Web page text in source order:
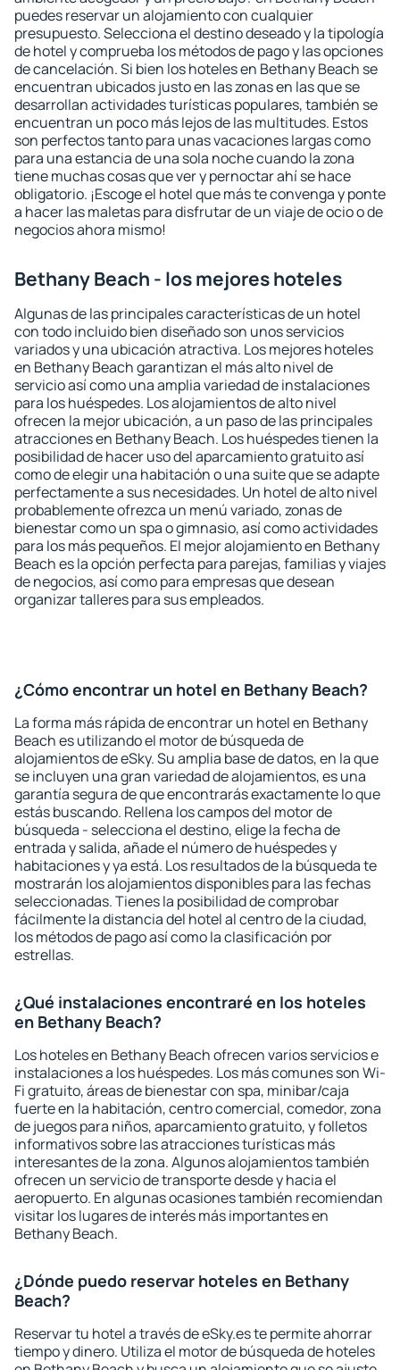
puedes reservar un alojamiento con cualquier
presupuesto. Selecciona el destino deseado y la tipología
de hotel y comprueba los métodos de pago y las opciones
de cancelación. Si bien los hoteles en Bethany Beach se
encuentran ubicados justo en las zonas en las que se
desarrollan actividades turísticas populares, también se
encuentran un poco más lejos de las multitudes. Estos
son perfectos tanto para unas vacaciones largas como
para una estancia de una sola noche cuando la zona
tiene muchas cosas que ver y pernoctar ahí se hace
obligatorio. ¡Escoge el hotel que más te convenga y ponte
a hacer las maletas para disfrutar de un viaje de ocio o de
negocios ahora mismo!
Bethany Beach - los mejores hoteles
Algunas de las principales características de un hotel
con todo incluido bien diseñado son unos servicios
variados y una ubicación atractiva. Los mejores hoteles
en Bethany Beach garantizan el más alto nivel de
servicio así como una amplia variedad de instalaciones
para los huéspedes. Los alojamientos de alto nivel
ofrecen la mejor ubicación, a un paso de las principales
atracciones en Bethany Beach. Los huéspedes tienen la
posibilidad de hacer uso del aparcamiento gratuito así
como de elegir una habitación o una suite que se adapte
perfectamente a sus necesidades. Un hotel de alto nivel
probablemente ofrezca un menú variado, zonas de
bienestar como un spa o gimnasio, así como actividades
para los más pequeños. El mejor alojamiento en Bethany
Beach es la opción perfecta para parejas, familias y viajes
de negocios, así como para empresas que desean
organizar talleres para sus empleados.
¿Cómo encontrar un hotel en Bethany Beach?
La forma más rápida de encontrar un hotel en Bethany
Beach es utilizando el motor de búsqueda de
alojamientos de eSky. Su amplia base de datos, en la que
se incluyen una gran variedad de alojamientos, es una
garantía segura de que encontrarás exactamente lo que
estás buscando. Rellena los campos del motor de
búsqueda - selecciona el destino, elige la fecha de
entrada y salida, añade el número de huéspedes y
habitaciones y ya está. Los resultados de la búsqueda te
mostrarán los alojamientos disponibles para las fechas
seleccionadas. Tienes la posibilidad de comprobar
fácilmente la distancia del hotel al centro de la ciudad,
los métodos de pago así como la clasificación por
estrellas.
¿Qué instalaciones encontraré en los hoteles
en Bethany Beach?
Los hoteles en Bethany Beach ofrecen varios servicios e
instalaciones a los huéspedes. Los más comunes son Wi-
Fi gratuito, áreas de bienestar con spa, minibar/caja
fuerte en la habitación, centro comercial, comedor, zona
de juegos para niños, aparcamiento gratuito, y folletos
informativos sobre las atracciones turísticas más
interesantes de la zona. Algunos alojamientos también
ofrecen un servicio de transporte desde y hacia el
aeropuerto. En algunas ocasiones también recomiendan
visitar los lugares de interés más importantes en
Bethany Beach.
¿Dónde puedo reservar hoteles en Bethany
Beach?
Reservar tu hotel a través de eSky.es te permite ahorrar
tiempo y dinero. Utiliza el motor de búsqueda de hoteles